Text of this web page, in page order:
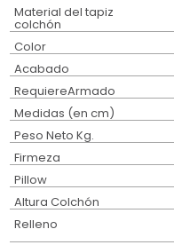
Material del tapiz
colchón
Color
Acabado
RequiereArmado
Medidas (en cm)
Peso Neto Kg.
Firmeza
Pillow
Altura Colchón
Relleno